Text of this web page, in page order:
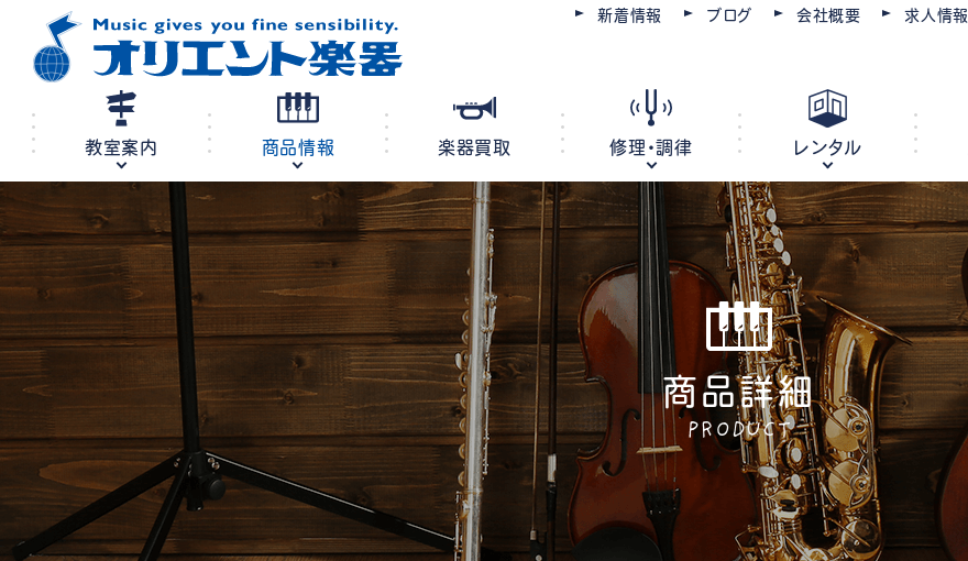
新着情報 ブログ 会社概要 求人情報
教室案内
教室案内
コースを選ぶ レッスン会場
商品情報
商品情報
ピアノ 電子ピアノ
オルガン
キーボード
防音・調音 各種楽器
楽器買取 修理・調律
修理・調律
ピアノ調律・修理 管楽器修理・メンテナンス
レンタル
レンタル
楽器レンタル 教室レンタル
店舗案内
豊橋店
商品詳細
PRODUCT